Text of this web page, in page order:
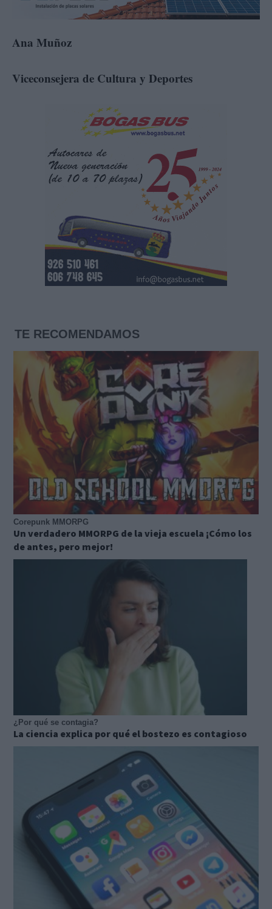
Ana Muñoz
Viceconsejera de Cultura y Deportes
TE RECOMENDAMOS
Corepunk MMORPG
Un verdadero MMORPG de la vieja escuela ¡Cómo los
de antes, pero mejor!
¿Por qué se contagia?
La ciencia explica por qué el bostezo es contagioso